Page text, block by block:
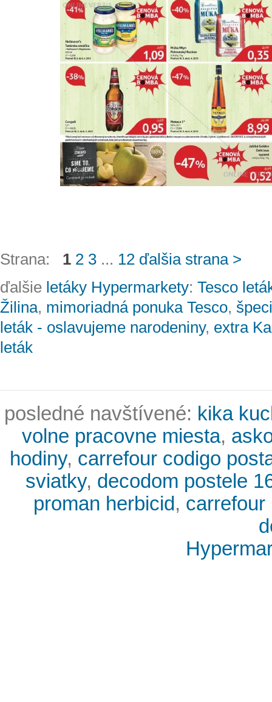
Strana: 1 2 3 ... 12 ďalšia strana >
ďalšie letáky Hypermarkety: Tesco
Žilina, mimoriadná ponuka Tesco,
leták - oslavujeme narodeniny, extra
leták
posledné navštívené: kika
volne pracovne miesta,
hodiny, carrefour codigo
sviatky, decodom postele
proman herbicid, carrefour